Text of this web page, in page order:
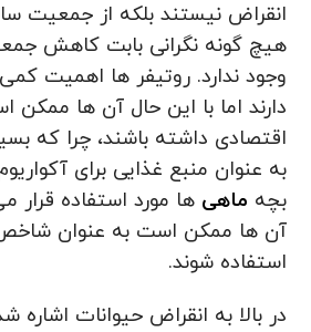
انقراض نیستند بلکه از جمعیت
هیچ گونه نگرانی بابت کاهش
وجود ندارد. روتیفر ها اهمیت
دارند اما با این حال آن ها
اقتصادی داشته باشند، چرا که
به عنوان منبع غذایی برای
بچه ماهی‌ ها مورد استفاده
آن ها ممکن است به عنوان شاخص
استفاده شوند.
در بالا به انقراض حیوانات